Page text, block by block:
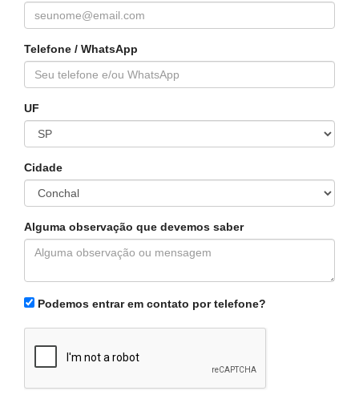
Telefone / WhatsApp
UF
Cidade
Alguma observação que devemos saber
Podemos entrar em contato por telefone?